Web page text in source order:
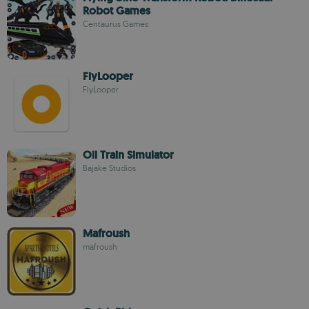
Robot Games
Centaurus Games
FlyLooper
FlyLooper
Oil Train Simulator
Bajake Studios
Mafroush
mafroush